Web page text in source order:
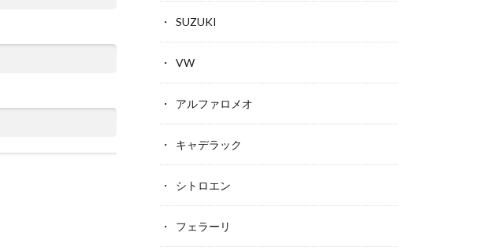
SUZUKI
VW
アルファロメオ
キャデラック
シトロエン
フェラーリ